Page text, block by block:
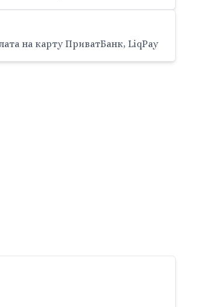
на карту ПриватБанк, LiqPay